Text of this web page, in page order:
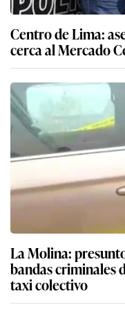
Centro de Lima:
cerca al Mercado
La Molina:
bandas criminales
taxi colectivo